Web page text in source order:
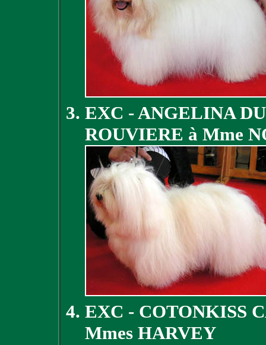
EXC - ANGELINA
ROUVIERE à Mme
EXC - COTONKISS
Mmes HARVEY